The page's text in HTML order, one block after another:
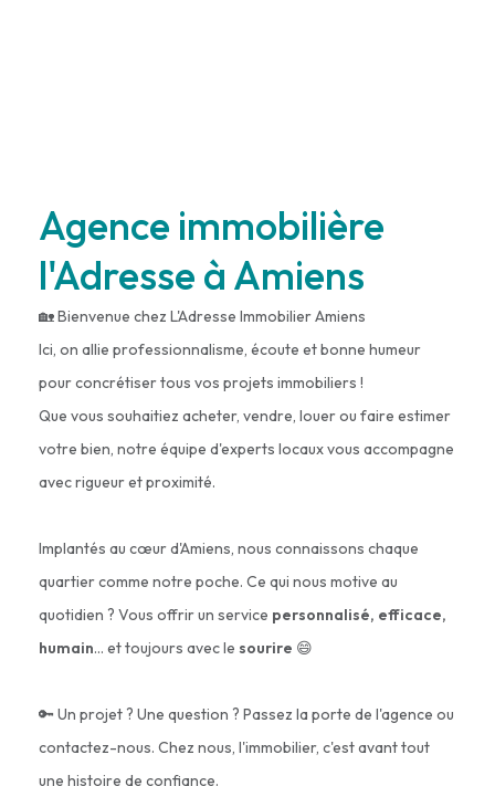
Agence immobilière
l'Adresse à Amiens
🏡 Bienvenue chez L'Adresse Immobilier Amiens
Ici, on allie professionnalisme, écoute et bonne humeur
pour concrétiser tous vos projets immobiliers !
Que vous souhaitiez acheter, vendre, louer ou faire estimer
votre bien, notre équipe d'experts locaux vous accompagne
avec rigueur et proximité.
Implantés au cœur d'Amiens, nous connaissons chaque
quartier comme notre poche. Ce qui nous motive au
quotidien ? Vous offrir un service personnalisé, efficace,
humain… et toujours avec le sourire 😄
🔑 Un projet ? Une question ? Passez la porte de l'agence ou
contactez-nous. Chez nous, l'immobilier, c'est avant tout
une histoire de confiance.